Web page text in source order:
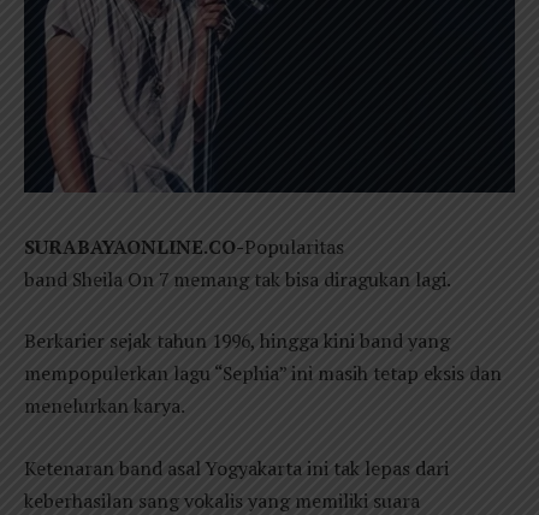
SURABAYAONLINE.CO-Popularitas
band Sheila On 7 memang tak bisa diragukan lagi.
Berkarier sejak tahun 1996, hingga kini band yang
mempopulerkan lagu “Sephia” ini masih tetap eksis dan
menelurkan karya.
Ketenaran band asal Yogyakarta ini tak lepas dari
keberhasilan sang vokalis yang memiliki suara